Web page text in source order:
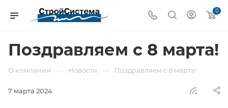
0
Поздравляем с 8 марта!
О компании — Новости — Поздравляем с 8 марта!
7 марта 2024